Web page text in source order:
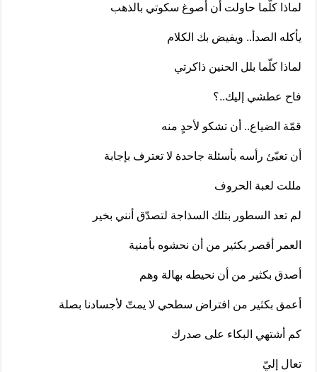
لماذا كلّما حاولت أن أصوغ سكوتي بالذهب
يأكله الصدأ.. ويفيض بك الكلام
لماذا كلّما بلل الحنين ذاكرتي
فاح عطشي إليك..؟
قمّة الضياع.. أن تشكو لأحدٍ منه
أن تعبّئ رأسه بأسئلة جاحدة لا تعترف بإجابة
مللت لعبة الحروف
لم تعد السطور بتلك السذاجة لتصدّق أنني بخير
العمر أقصر بكثير من أن نحشوه بأمنية
أصدق بكثير من أن نحيطه بهالة وهم
أعمق بكثير من افتراض سطحي لا يمتّ لأجسادنا بصلة
كم أشتهي البكاء على صدرك
تعال إليّ